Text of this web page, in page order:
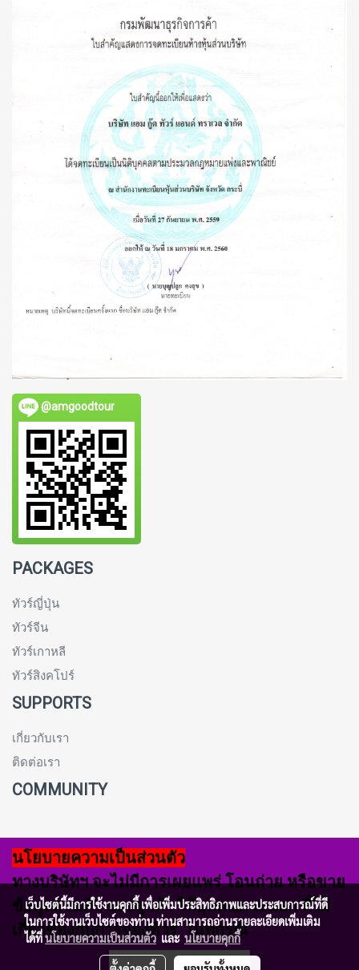
@amgoodtour
PACKAGES
ทัวร์ญี่ปุ่น
ทัวร์จีน
ทัวร์เกาหลี
ทัวร์สิงคโปร์
SUPPORTS
เกี่ยวกับเรา
ติดต่อเรา
COMMUNITY
นโยบายความเป็นส่วนตัว
ทางบริษัทฯ จะไม่มีการเผยแพร่ โอนถ่าย หรือขาย
ข้อมูลส่วนตัว ของลูกค้า ให้บุคคนภายนอก ที่ไม่
เกี่ยวข้องกับการจองทัวร์ ในทุกรณี
ผู้เข้าชมวันนี้ 291
เว็บไซต์นี้มีการใช้งานคุกกี้ เพื่อเพิ่มประสิทธิภาพและประสบการณ์ที่ดี
ในการใช้งานเว็บไซต์ของท่าน ท่านสามารถอ่านรายละเอียดเพิ่มเติม
ได้ที่นโยบายความเป็นส่วนตัวและ นโยบายคุกกี้